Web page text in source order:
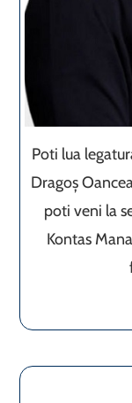
Poti lua
Dragoș
poti veni la
Kontas